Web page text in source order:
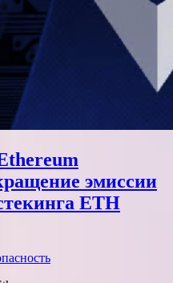
эмиссии
ETH